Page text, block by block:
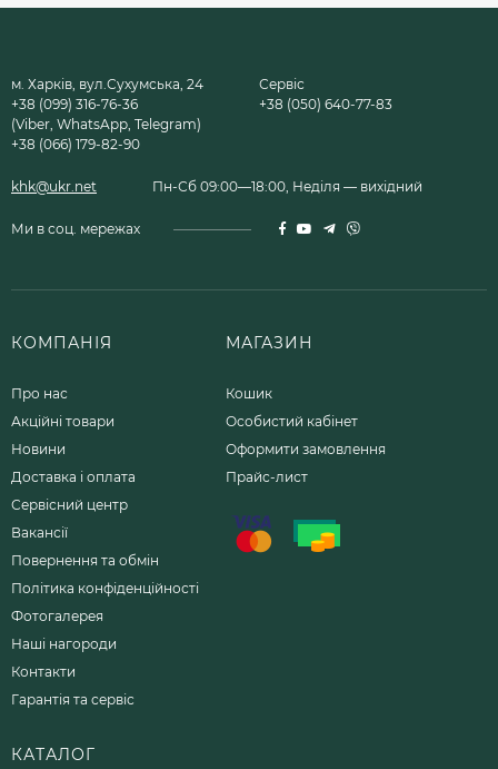
м. Харків, вул.Сухумська, 24
+38 (099) 316-76-36
(Viber, WhatsApp, Telegram)
+38 (066) 179-82-90
Сервіс
+38 (050) 640-77-83
khk@ukr.net Пн-Сб 09:00—18:00, Неділя — вихідний
Ми в соц. мережах
КОМПАНІЯ
Про нас
Акційні товари
Новини
Доставка і оплата
Сервісний центр
Вакансії
Повернення та обмін
Політика конфіденційності
Фотогалерея
Наші нагороди
Контакти
Гарантія та сервіс
МАГАЗИН
Кошик
Особистий кабінет
Оформити замовлення
Прайс-лист
КАТАЛОГ